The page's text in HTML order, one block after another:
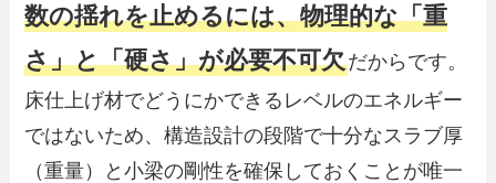
数の揺れを止めるには、物理的な「重
さ」と「硬さ」が必要不可欠だからです。
床仕上げ材でどうにかできるレベルのエネルギー
ではないため、構造設計の段階で十分なスラブ厚
（重量）と小梁の剛性を確保しておくことが唯一